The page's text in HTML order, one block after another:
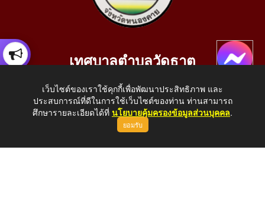
เทศบาลตำบลวัดธาตุ
อ.เมือง จ.หนองคาย 43000
โทรศัพท์: 042-414758 โทรสาร: 042-414759
E-Mail: saraban_05430110@dla.go.th
เว็บไซต์ของเราใช้คุกกี้เพื่อพัฒนาประสิทธิภาพ และ
ประสบการณ์ที่ดีในการใช้เว็บไซต์ของท่าน ท่านสามารถ
ศึกษารายละเอียดได้ที่ นโยบายคุ้มครองข้อมูลส่วนบุคคล.
ยอมรับ